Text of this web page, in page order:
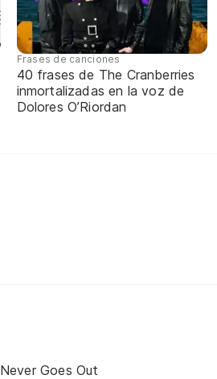
Frases de canciones
40 frases de The Cranberries
inmortalizadas en la voz de
Dolores O’Riordan
Goes Out